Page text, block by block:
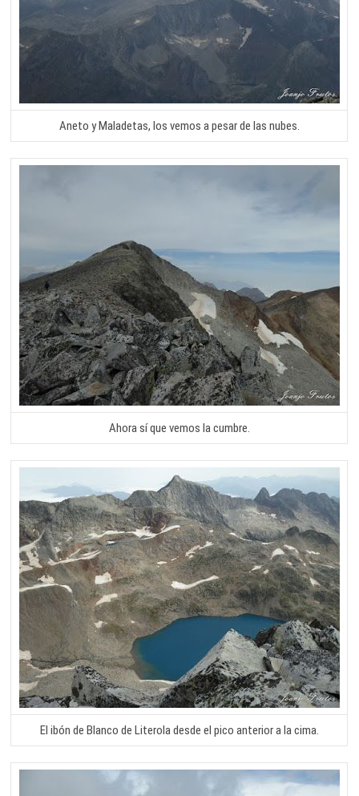
Aneto y Maladetas, los vemos a pesar de las nubes.
Ahora sí que vemos la cumbre.
El ibón de Blanco de Literola desde el pico anterior a la cima.